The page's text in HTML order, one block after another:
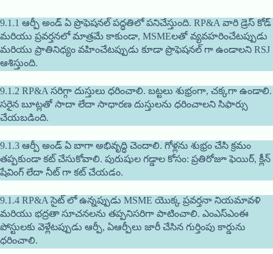
9.1.1 ఆర్పీ అండ్ ఏ ప్రొఫెషనల్ పద్ధతిలో పనిచేస్తుంది. RP&A వారి డ్రెస్ కోడ్
మరియు ప్రవర్తనలో మాత్రమే కాకుండా, MSMEలతో వ్యవహరించేటప్పుడు
మరియు ప్రాతినిధ్యం వహించేటప్పుడు కూడా ప్రొఫెషనల్ గా ఉండాలని RSJ
ఆశిస్తుంది.
9.1.2 RP&A సరిగ్గా దుస్తులు ధరించాలి. బట్టలు శుభ్రంగా, చక్కగా ఉండాలి.
సరైన బూట్లతో సాదా లేదా సాధారణ దుస్తులను ధరించాలని సిఫార్సు
చేయబడింది.
9.1.3 ఆర్పీ అండ్ ఏ బాగా అభివృద్ధి చెందాలి. గోళ్లను శుభ్రం చేసి క్రమం
తప్పకుండా కట్ చేసుకోవాలి. పురుషుల గడ్డాల కోసం: ప్రతిరోజూ ఫెయిర్, క్లీన్
షేవింగ్ లేదా నీట్ గా కట్ చేయడం.
9.1.4 RP&A సైట్ లో ఉన్నప్పుడు MSME యొక్క ప్రవర్తనా నియమావళి
మరియు భద్రతా సూచనలను తప్పనిసరిగా పాటించాలి. ఎంఎస్ఎంఈ
పోస్టులకు వెళ్లేటప్పుడు ఆర్పీ, ఏఆర్పీలు జారీ చేసిన గుర్తింపు కార్డును
ధరించాలి.